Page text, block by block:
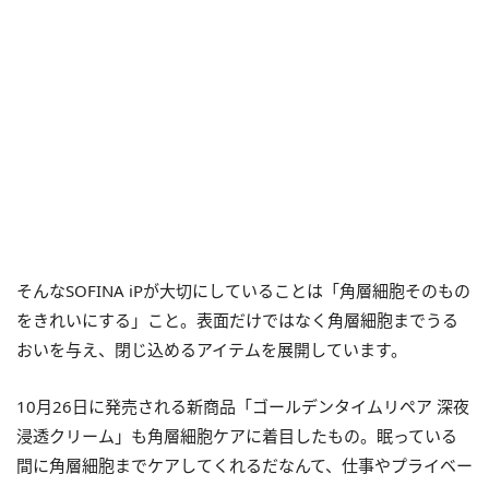
そんなSOFINA iPが大切にしていることは「角層細胞そのもの
をきれいにする」こと。表面だけではなく角層細胞までうる
おいを与え、閉じ込めるアイテムを展開しています。
10月26日に発売される新商品「ゴールデンタイムリペア 深夜
浸透クリーム」も角層細胞ケアに着目したもの。眠っている
間に角層細胞までケアしてくれるだなんて、仕事やプライベー